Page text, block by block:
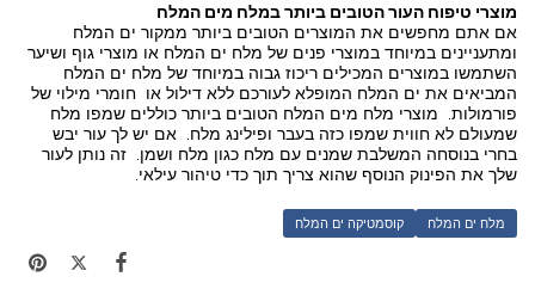
מוצרי טיפוח העור הטובים ביותר במלח מים המלח
אם אתם מחפשים את המוצרים הטובים ביותר ממקור ים המלח
ומתעניינים במיוחד במוצרי פנים של מלח ים המלח או מוצרי גוף ושיער
השתמשו במוצרים המכילים ריכוז גבוה במיוחד של מלח ים המלח
המביאים את ים המלח המופלא לעורכם ללא דילול או חומרי מילוי של
פורמולות. מוצרי מלח מים המלח הטובים ביותר כוללים שמפו מלח
שמעולם לא חווית שמפו כזה בעבר ופילינג מלח. אם יש לך עור יבש
בחרי בנוסחה המשלבת שמנים עם מלח כגון מלח ושמן. זה נותן לעור
שלך את הפינוק הנוסף שהוא צריך תוך כדי טיהור עילאי.
מלח ים המלח קוסמטיקה ים המלח